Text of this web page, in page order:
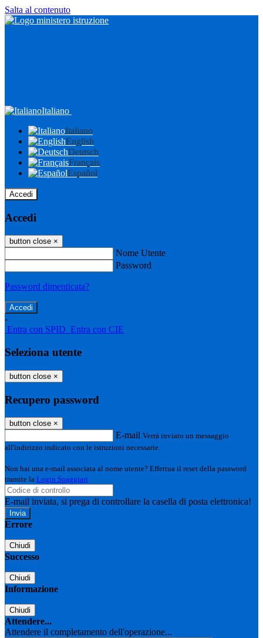
Salta al contenuto
Italiano
Italiano
English
Deutsch
Français
Español
Accedi
Accedi
button close ×
Nome Utente
Password
Password dimenticata?
-
Entra con SPID Entra con CIE
Seleziona utente
button close ×
Recupero password
button close ×
E-mail Verrà inviato un messaggio
all'indirizzo indicato con le istruzioni necessarie.
Non hai una e-mail associata al nome utente? Effettua il reset della password
tramite la Login Spaggiari
E-mail inviata, si prega di controllare la casella di posta elettronica!
Errore
Chiudi
Successo
Chiudi
Informazione
Chiudi
Attendere...
Attendere il completamento dell'operazione...